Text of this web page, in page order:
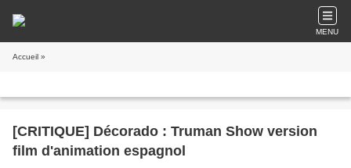
MENU
Accueil »
[CRITIQUE] Décorado : Truman Show version
film d'animation espagnol